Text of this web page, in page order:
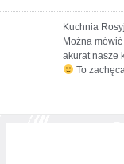
Kuchnia
Można
akurat nasze
To